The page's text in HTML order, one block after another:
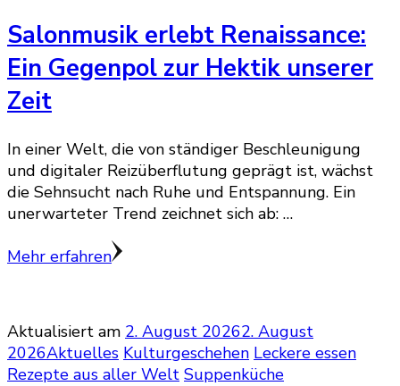
Salonmusik erlebt Renaissance:
Ein Gegenpol zur Hektik unserer
Zeit
In einer Welt, die von ständiger Beschleunigung
und digitaler Reizüberflutung geprägt ist, wächst
die Sehnsucht nach Ruhe und Entspannung. Ein
unerwarteter Trend zeichnet sich ab: …
Mehr erfahren
Aktualisiert am 2. August 20262. August
2026Aktuelles Kulturgeschehen Leckere essen
Rezepte aus aller Welt Suppenküche